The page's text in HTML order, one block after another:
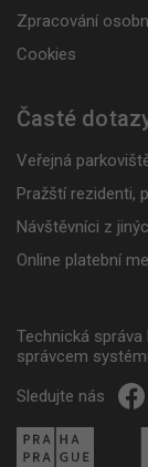
Zpracování
Cookies
Časté
Veřejná
Pražští rezidenti,
Návštěvníci z
Online platební
Technická správa
správcem
Sledujte nás